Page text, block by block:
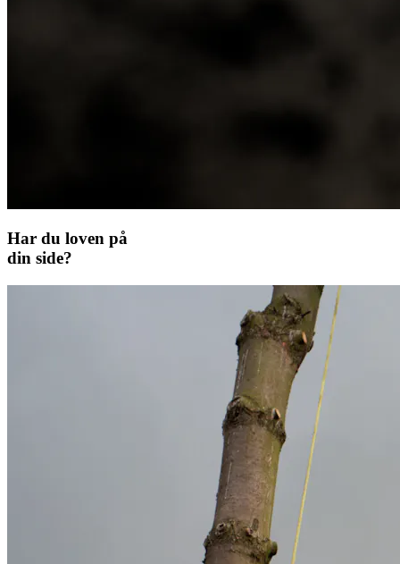
Har du loven på
din side?